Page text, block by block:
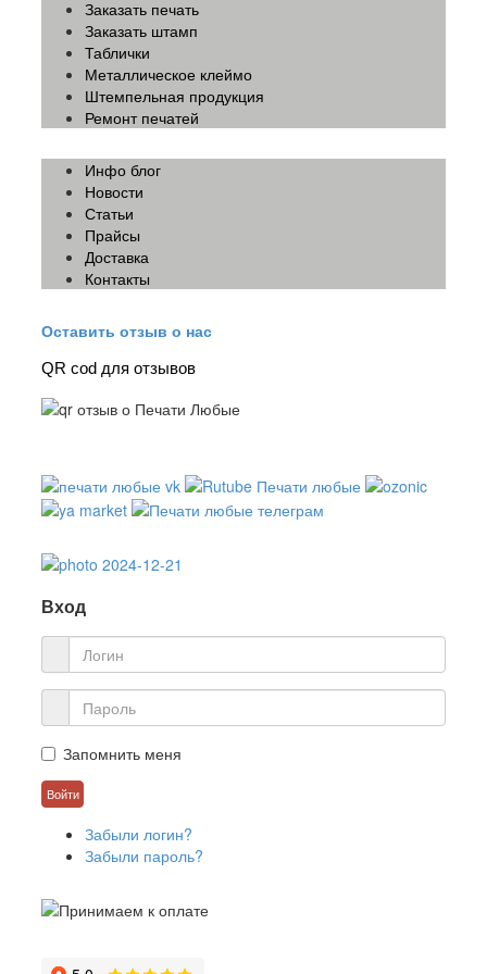
Заказать печать
Заказать штамп
Таблички
Металлическое клеймо
Штемпельная продукция
Ремонт печатей
Инфо блог
Новости
Статьи
Прайсы
Доставка
Контакты
Оставить отзыв о нас
QR cod для отзывов
Вход
Запомнить меня
Забыли логин?
Забыли пароль?